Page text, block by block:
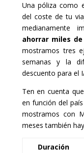
Una póliza como
del coste de tu
medianamente
ahorrar miles
mostramos tres
semanas y la
descuento para el
Ten en cuenta
en función del
mostramos con
meses también
Duración